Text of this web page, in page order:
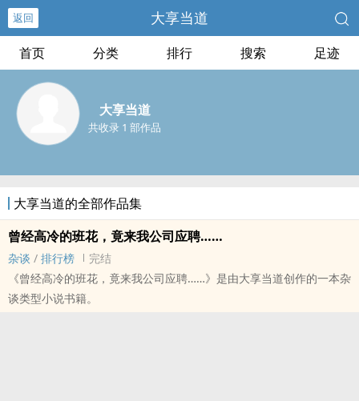
返回 大享当道
首页 分类 排行 搜索 足迹
大享当道
共收录 1 部作品
大享当道的全部作品集
曾经高冷的班花，竟来我公司应聘……
杂谈 / 排行榜
完结
《曾经高冷的班花，竟来我公司应聘……》是由大享当道创作的一本杂
谈类型小说书籍。